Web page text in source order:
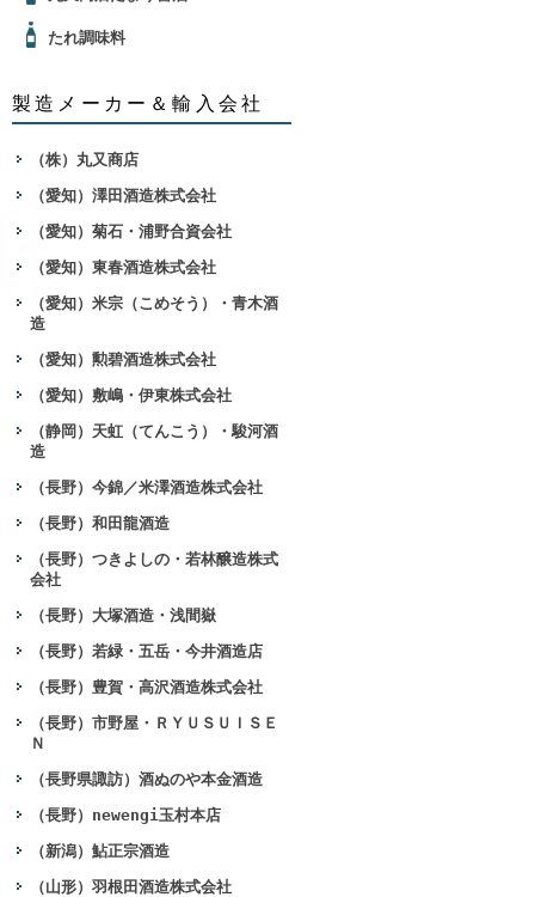
たれ調味料
製造メーカー＆輸入会社
（株）丸又商店
（愛知）澤田酒造株式会社
（愛知）菊石・浦野合資会社
（愛知）東春酒造株式会社
（愛知）米宗（こめそう）・青木酒
造
（愛知）勲碧酒造株式会社
（愛知）敷嶋・伊東株式会社
（静岡）天虹（てんこう）・駿河酒
造
（長野）今錦／米澤酒造株式会社
（長野）和田龍酒造
（長野）つきよしの・若林醸造株式
会社
（長野）大塚酒造・浅間嶽
（長野）若緑・五岳・今井酒造店
（長野）豊賀・高沢酒造株式会社
（長野）市野屋・ＲＹＵＳＵＩＳＥ
Ｎ
（長野県諏訪）酒ぬのや本金酒造
（長野）newengi玉村本店
（新潟）鮎正宗酒造
（山形）羽根田酒造株式会社